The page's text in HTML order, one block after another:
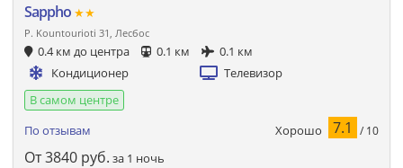
Sappho ★★
P. Kountourioti 31, Лесбос
0.4 км до центра 0.1 км
0.1 км
Кондиционер
Телевизор
В самом центре
По отзывам
Хорошо 7.1 / 10
От3840 руб. за 1 ночь